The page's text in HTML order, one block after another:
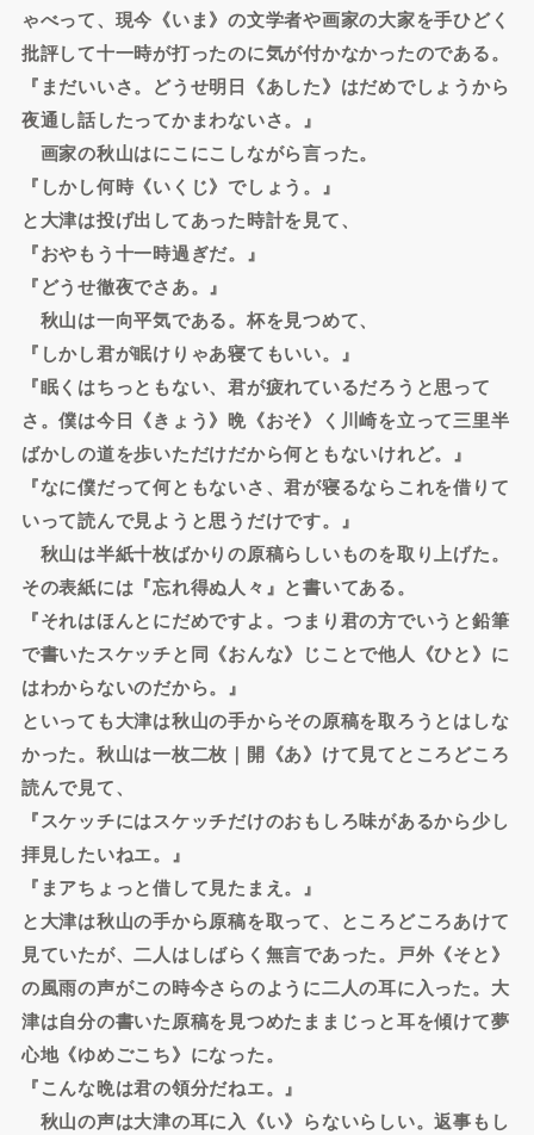
ゃべって、現今《いま》の文学者や画家の大家を手ひどく
批評して十一時が打ったのに気が付かなかったのである。
『まだいいさ。どうせ明日《あした》はだめでしょうから
夜通し話したってかまわないさ。』
画家の秋山はにこにこしながら言った。
『しかし何時《いくじ》でしょう。』
と大津は投げ出してあった時計を見て、
『おやもう十一時過ぎだ。』
『どうせ徹夜でさあ。』
秋山は一向平気である。杯を見つめて、
『しかし君が眠けりゃあ寝てもいい。』
『眠くはちっともない、君が疲れているだろうと思って
さ。僕は今日《きょう》晩《おそ》く川崎を立って三里半
ばかしの道を歩いただけだから何ともないけれど。』
『なに僕だって何ともないさ、君が寝るならこれを借りて
いって読んで見ようと思うだけです。』
秋山は半紙十枚ばかりの原稿らしいものを取り上げた。
その表紙には『忘れ得ぬ人々』と書いてある。
『それはほんとにだめですよ。つまり君の方でいうと鉛筆
で書いたスケッチと同《おんな》じことで他人《ひと》に
はわからないのだから。』
といっても大津は秋山の手からその原稿を取ろうとはしな
かった。秋山は一枚二枚｜開《あ》けて見てところどころ
読んで見て、
『スケッチにはスケッチだけのおもしろ味があるから少し
拝見したいねエ。』
『まアちょっと借して見たまえ。』
と大津は秋山の手から原稿を取って、ところどころあけて
見ていたが、二人はしばらく無言であった。戸外《そと》
の風雨の声がこの時今さらのように二人の耳に入った。大
津は自分の書いた原稿を見つめたままじっと耳を傾けて夢
心地《ゆめごこち》になった。
『こんな晩は君の領分だねエ。』
秋山の声は大津の耳に入《い》らないらしい。返事もし